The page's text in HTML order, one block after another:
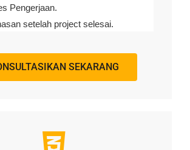
Pengerjaan.
setelah project selesai.
SEKARANG